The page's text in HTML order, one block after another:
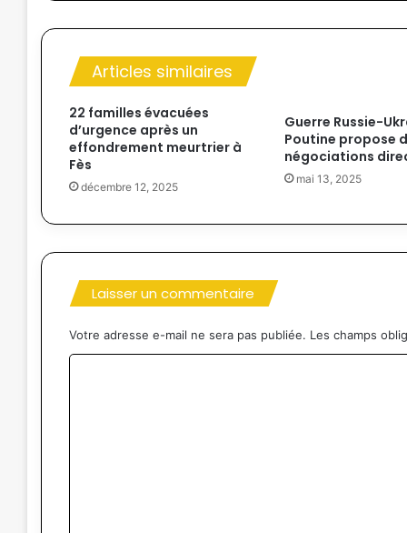
Articles similaires
22 familles évacuées
d’urgence après un
effondrement meurtrier à
Fès
décembre 12, 2025
Guerre Russie-
Poutine propose
négociations
mai 13, 2025
Laisser un commentaire
Votre adresse e-mail ne sera pas publiée. Les champs